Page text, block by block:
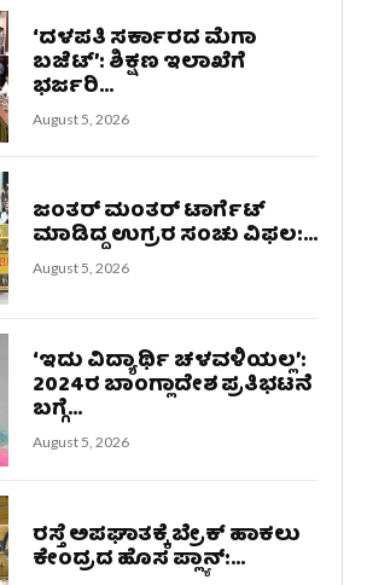
‘ದಳಪತಿ ಸರ್ಕಾರದ ಮೆಗಾ
ಬಜೆಟ್’: ಶಿಕ್ಷಣ ಇಲಾಖೆಗೆ
ಭರ್ಜರಿ...
August 5, 2026
ಜಂತರ್ ಮಂತರ್ ಟಾರ್ಗೆಟ್
ಮಾಡಿದ್ದ ಉಗ್ರರ ಸಂಚು ವಿಫಲ:...
August 5, 2026
‘ಇದು ವಿದ್ಯಾರ್ಥಿ ಚಳವಳಿಯಲ್ಲ’:
2024ರ ಬಾಂಗ್ಲಾದೇಶ ಪ್ರತಿಭಟನೆ
ಬಗ್ಗೆ...
August 5, 2026
ರಸ್ತೆ ಅಪಘಾತಕ್ಕೆ ಬ್ರೇಕ್ ಹಾಕಲು
ಕೇಂದ್ರದ ಹೊಸ ಪ್ಲ್ಯಾನ್:...